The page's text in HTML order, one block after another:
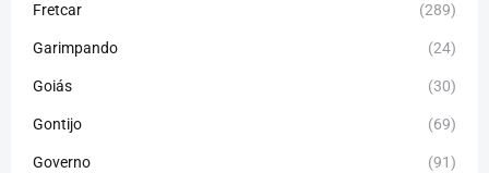
Fretcar (289)
Garimpando (24)
Goiás (30)
Gontijo (69)
Governo (91)